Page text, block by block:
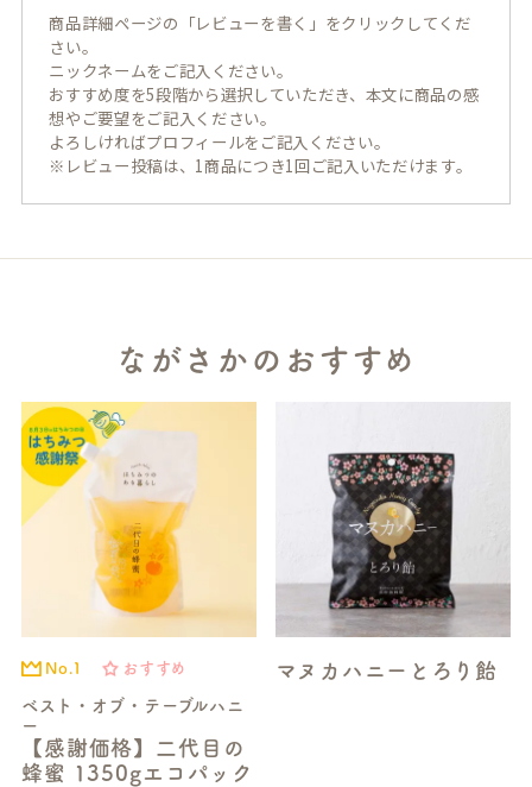
商品詳細ページの「レビューを書く」をクリックしてくだ
さい。
ニックネームをご記入ください。
おすすめ度を5段階から選択していただき、本文に商品の感
想やご要望をご記入ください。
よろしければプロフィールをご記入ください。
※レビュー投稿は、1商品につき1回ご記入いただけます。
ながさかのおすすめ
No.1 おすすめ
ベスト・オブ・テーブルハニ
ー
【感謝価格】二代目の
蜂蜜 1350gエコパック
マヌカハニーとろり飴